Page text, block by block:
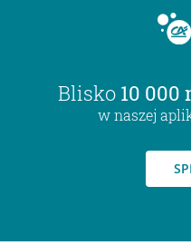
Blisko 10 000
w naszej